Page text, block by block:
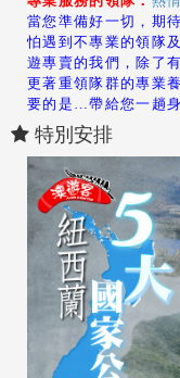
當您準備好一切，期
怕遇到不專業的領隊
遊專賣的我們，除了
更著重領隊群的專業
要的是…帶給您一趟
特別安排